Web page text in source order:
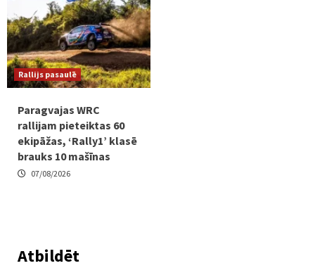
Rallijs pasaulē
Paragvajas WRC
rallijam pieteiktas 60
ekipāžas, ‘Rally1’ klasē
brauks 10 mašīnas
07/08/2026
Atbildēt